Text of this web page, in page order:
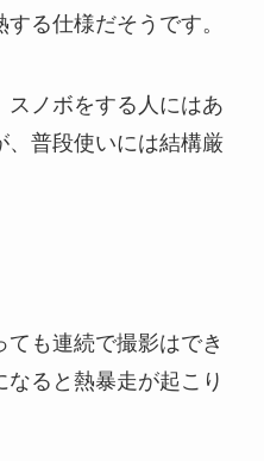
る仕様だそうです。
ノボをする人にはあ
、普段使いには結構厳
も連続で撮影はでき
なると熱暴走が起こり